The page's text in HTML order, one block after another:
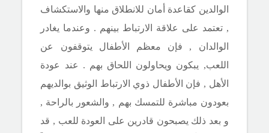
الوالدين كقاعدة أمان للانطلاق منها والاستكشاف
, تعتمد على علاقة الارتباط بينهم . وعندما يغادر
الوالدان , فإن معظم الأطفال يتوقفون عن
اللعب, يبكون ويحاولون اللحاق بهم . عند عودة
الأهل , فإن الأطفال ذوي الارتباط الوثيق بوالديهم
بعودون مباشرة للتمسك بهم , والشعور بالراحة ,
و بعد ذلك يصبحون قادرين على العودة للعب , قد